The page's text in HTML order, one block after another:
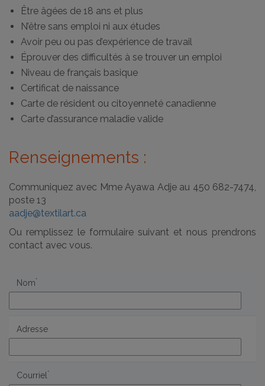
Être âgées de 18 ans et plus
N’être sans emploi ni aux études
Avoir peu ou pas d’expérience de travail
Éprouver des difficultés à se trouver un emploi
Niveau de français basique
Certificat de naissance
Carte de résident ou citoyenneté canadienne
Carte d’assurance maladie valide
Renseignements :
Communiquez avec Mme Ayawa Adje au 450 682-7474,
poste 13
aadje@textilart.ca
Ou remplissez le formulaire suivant et nous prendrons
contact avec vous.
Nom*
Adresse
Courriel *